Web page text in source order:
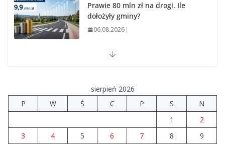
Prawie 80 mln zł na drogi. Ile
dołożyły gminy?
06.08.2026
Szkoła we Władysławowie
Prawie 20 tys. zł dla dyrektora szpitala. Podwyżka
04.08.2026
sierpień 2026
P
W Ś C P S
N
1
2
3
4 5 6 7 8
9